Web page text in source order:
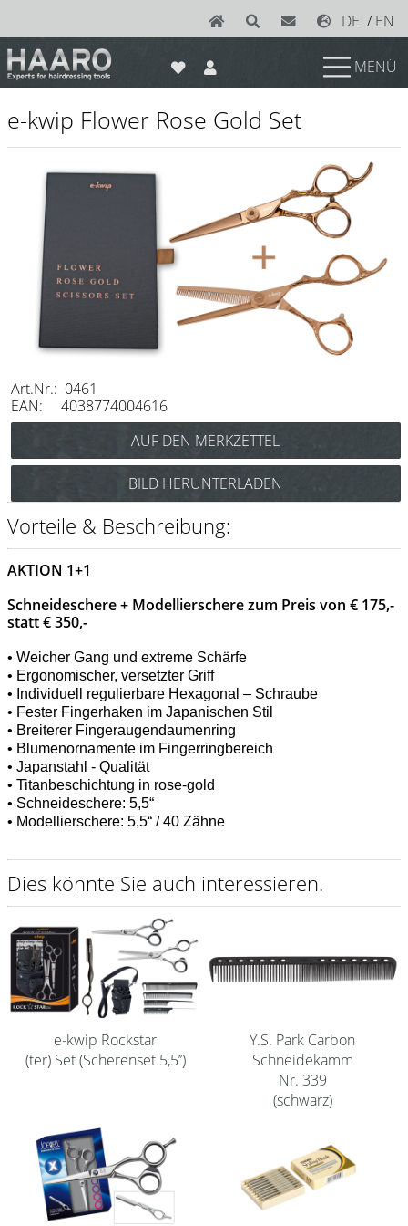
DE / EN
MENÜ
News
Scheren
Joewell
e-kwip plus
e-kwip
Konayuki
Y.S. Park
Left - Linkshand Scheren
Sets
Messer / Klingen
Kämme
e-kwip
Bürsten
Y.S. Park
Werkzeugtaschen
e-kwip
Joewell
Aromase Salon-Pro
Sale %
Service
Schleifservice
Aktuelle Informationen
Flyer
Kataloge
Kontakt
e-kwip Flower Rose Gold Set
Art.Nr.: 0461
EAN: 4038774004616
BILD HERUNTERLADEN
Vorteile & Beschreibung:
AKTION 1+1
Schneideschere + Modellierschere zum Preis von € 175,-
statt € 350,-
• Weicher Gang und extreme Schärfe
• Ergonomischer, versetzter Griff
• Individuell regulierbare Hexagonal – Schraube
• Fester Fingerhaken im Japanischen Stil
• Breiterer Fingeraugendaumenring
• Blumenornamente im Fingerringbereich
• Japanstahl - Qualität
• Titanbeschichtung in rose-gold
• Schneideschere: 5,5“
• Modellierschere: 5,5“ / 40 Zähne
Dies könnte Sie auch interessieren.
e-kwip Rockstar
(ter) Set (Scherenset 5,5’’)
Y.S. Park Carbon
Schneidekamm
Nr. 339
(schwarz)